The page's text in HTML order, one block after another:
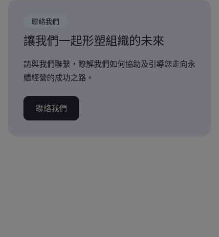
聯絡我們
讓我們一起形塑組織的未來
請與我們聯繫，瞭解我們如何協助及引導您走向永
續經營的成功之路。
聯絡我們